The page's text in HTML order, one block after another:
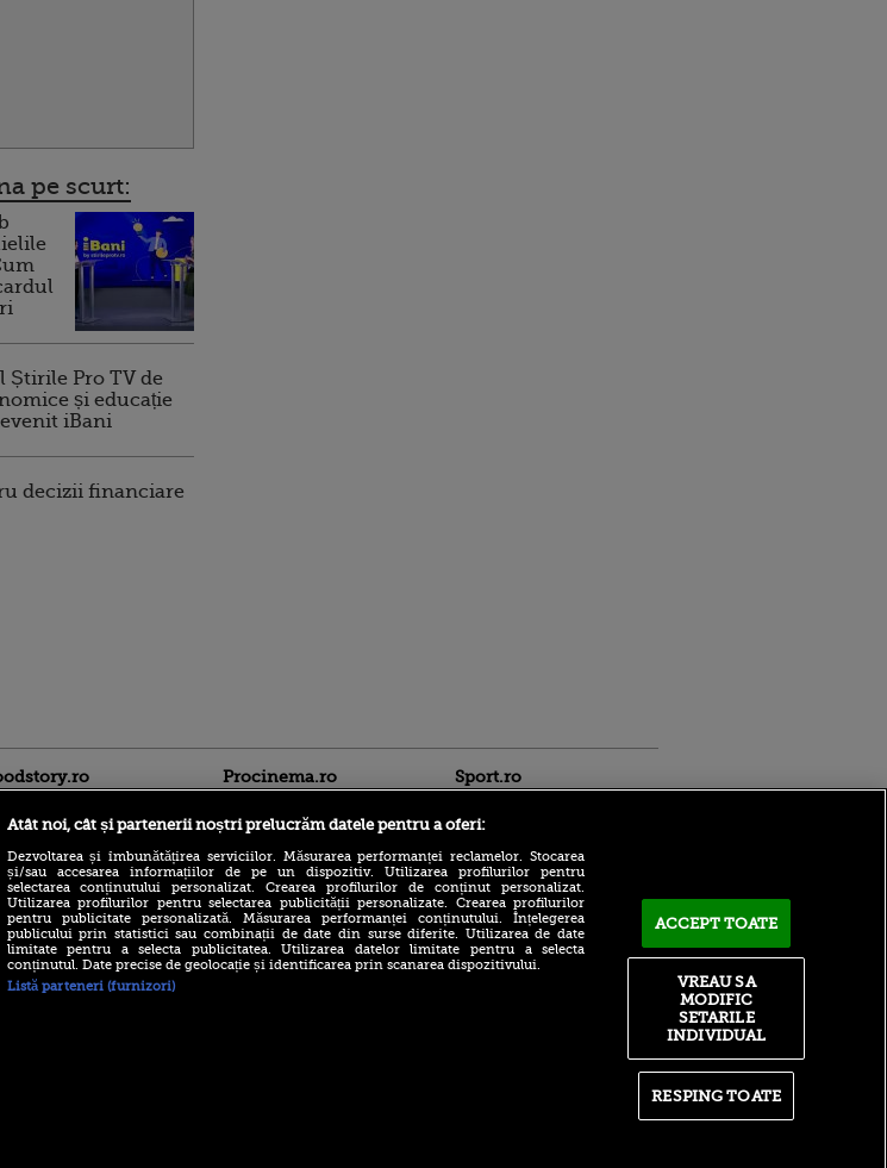
pe scurt:
Știrile Pro TV de
și educație
iBani
decizii financiare
Descoperă Lumea
din România
Transilvania Events!
Procinema.ro
Nikolaj Coster-Waldau din
Urzeala Tronurilor și
Sport.ro
Adrian Mihalcea a
confirmat noul transfer la
UTA după remiza cu Rapid!
EXPLODAT la conferință și
s-a luat la ceartă cu oamenii
Atât noi, cât și partenerii noștri prelucrăm datele pentru a oferi:
Dezvoltarea și îmbunătățirea serviciilor. Măsurarea performanței reclamelor. Stocarea
și/sau accesarea informațiilor de pe un dispozitiv. Utilizarea profilurilor pentru
selectarea conținutului personalizat. Crearea profilurilor de conținut personalizat.
Utilizarea profilurilor pentru selectarea publicității personalizate. Crearea profilurilor
pentru publicitate personalizată. Măsurarea performanței conținutului. Înțelegerea
publicului prin statistici sau combinații de date din surse diferite. Utilizarea de date
limitate pentru a selecta publicitatea. Utilizarea datelor limitate pentru a selecta
conținutul. Date precise de geolocație și identificarea prin scanarea dispozitivului.
Listă parteneri (furnizori)
ACCEPT TOATE
RESPING TOATE
VREAU SA
MODIFIC
SETARILE
INDIVIDUAL